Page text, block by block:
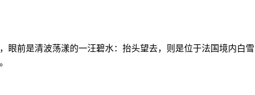
前是清波荡漾的一汪碧水：抬头望去，则是位于法国境内白雪